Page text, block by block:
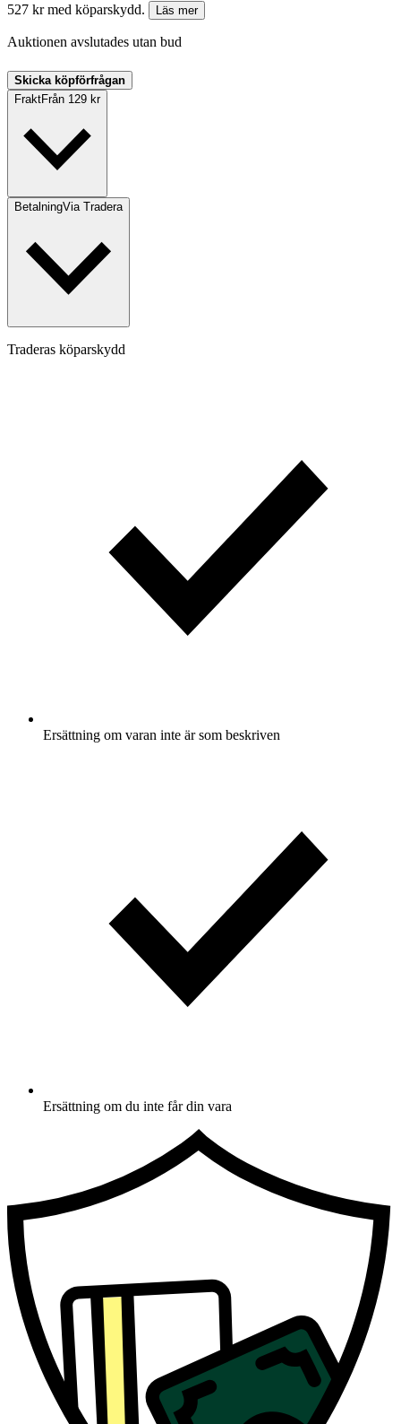
527 kr med köparskydd. Läs mer
Auktionen avslutades utan bud
Skicka köpförfrågan
FraktFrån 129 kr
BetalningVia Tradera
Traderas köparskydd
Ersättning om varan inte är som beskriven
Ersättning om du inte får din vara